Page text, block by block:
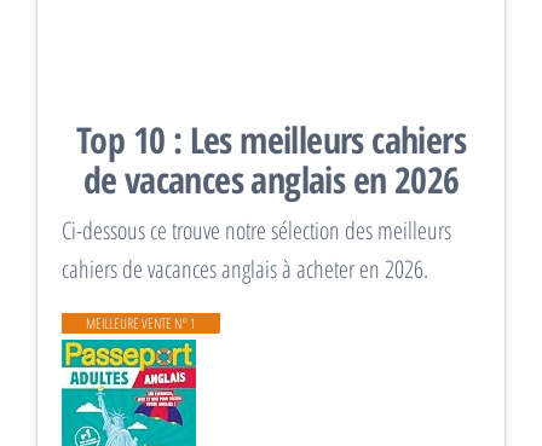
Top 10 : Les meilleurs cahiers
de vacances anglais en 2026
Ci-dessous ce trouve notre sélection des meilleurs
cahiers de vacances anglais à acheter en 2026.
MEILLEURE VENTE N° 1